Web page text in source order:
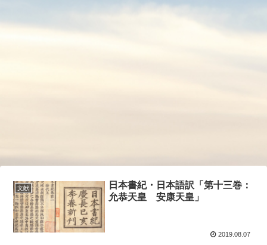
文献
日本書紀・日本語訳「第十三巻：
允恭天皇 安康天皇」
2019.08.07